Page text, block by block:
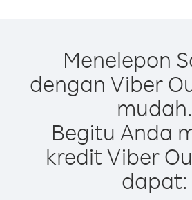
Menelepon
dengan Viber
mudah.
Begitu Anda
kredit Viber
dapat: